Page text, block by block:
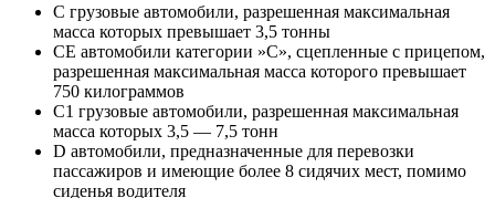
C грузовые автомобили, разрешенная максимальная
масса которых превышает 3,5 тонны
CE автомобили категории »С», сцепленные с прицепом,
разрешенная максимальная масса которого превышает
750 килограммов
C1 грузовые автомобили, разрешенная максимальная
масса которых 3,5 — 7,5 тонн
D автомобили, предназначенные для перевозки
пассажиров и имеющие более 8 сидячих мест, помимо
сиденья водителя